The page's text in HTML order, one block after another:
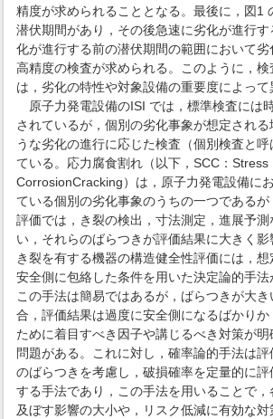
精度が求められることとなる。最後に，図1
潜伏期間があり，その後急速に劣化が進行
化が進行する前の潜伏期間の範囲において劣
高精度の検査が求められる。このように，
は，劣化の特性や対象設備の重要度によって
原子力発電設備のISI では，標準検査には
されているが，個別の劣化事象が想定される
うな劣化の進行に応じた検査（個別検査と
ている。応力腐食割れ（以下，SCC：Stress
CorrosionCracking）は，原子力発電設備に
ている個別の劣化事象のうちの一つである
評価では，き裂の検出，寸法測定，進展予
い，それらのばらつきが評価結果に大きく影
き裂を有する機器の構造健全性評価には，
安全側に包絡した条件を用いた決定論的手法
この手法は簡易ではあるが，ばらつきが大
合，評価結果は過度に安全側になるばかりか
ために着目すべき因子や講じるべき対策が明
問題がある。これに対し，確率論的手法は
のばらつきを考慮し，破損確率を定量的に評
する手法であり，この手法を用いることで，
及ぼす影響の大小や，リスク低減に有効な